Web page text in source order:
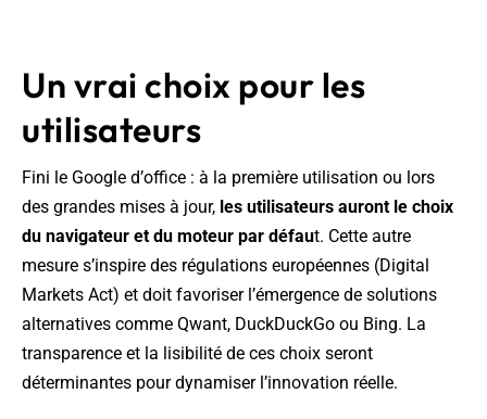
Un vrai choix pour les
utilisateurs
Fini le Google d’office : à la première utilisation ou lors
des grandes mises à jour, les utilisateurs auront le choix
du navigateur et du moteur par défaut. Cette autre
mesure s’inspire des régulations européennes (Digital
Markets Act) et doit favoriser l’émergence de solutions
alternatives comme Qwant, DuckDuckGo ou Bing. La
transparence et la lisibilité de ces choix seront
déterminantes pour dynamiser l’innovation réelle.